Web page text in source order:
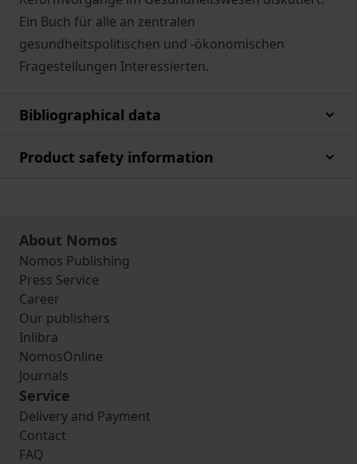
Ein Buch für alle an zentralen
gesundheitspolitischen und -ökonomischen
Fragestellungen Interessierten.
Bibliographical data
Product safety information
About Nomos
Nomos Publishing
Press Service
Career
Our publishers
Inlibra
NomosOnline
Journals
Service
Delivery and Payment
Contact
FAQ